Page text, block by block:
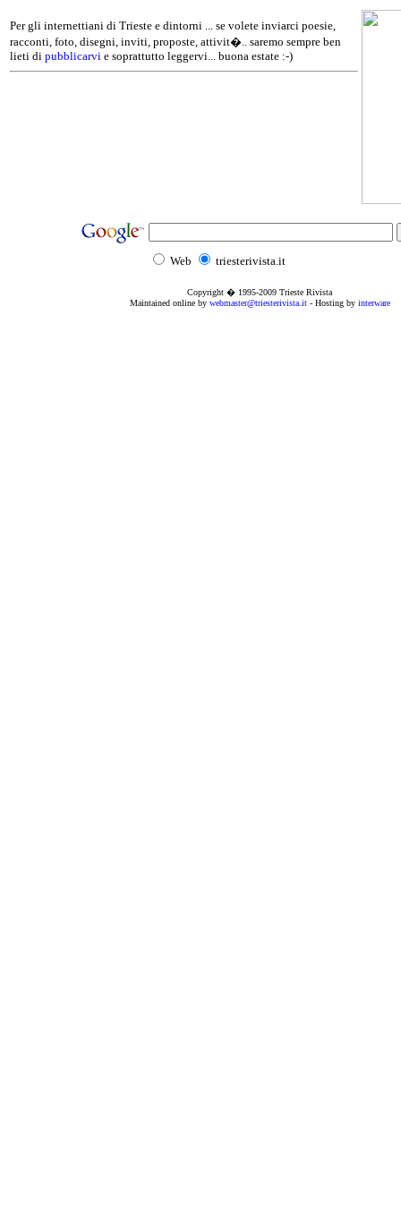
Per gli internettiani di Trieste e dintorni ... se volete inviarci poesie,
racconti, foto, disegni, inviti, proposte, attivit�.. saremo sempre ben
lieti di pubblicarvi e soprattutto leggervi... buona estate :-)
Web triesterivista.it
Copyright � 1995-2009 Trieste Rivista
Maintained online by webmaster@triesterivista.it- Hosting by interware